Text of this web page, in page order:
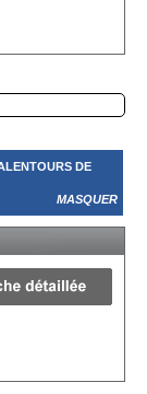
DE
MASQUER